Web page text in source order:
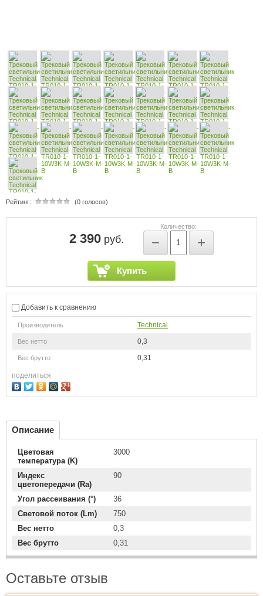
Рейтинг: (0 голосов)
2 390руб.
Количество:
− +
Купить
Добавить к сравнению
Производитель Technical
Вес нетто 0,3
Вес брутто 0,31
поделиться
Описание
Цветовая
температура (K)
3000
Индекс
цветопередачи (Ra)
90
Угол рассеивания (°)
36
Световой поток (Lm)
750
Вес нетто
0,3
Вес брутто
0,31
Оставьте отзыв